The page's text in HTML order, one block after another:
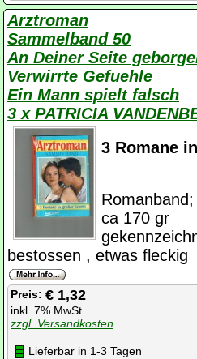
Arztroman
Sammelband 50
An Deiner Seite
Verwirrte Gefuehle
Ein Mann spielt falsch
3 x PATRICIA
3 Romane
ca 170 gr
bestossen , etwas fleckig
Preis: € 1,32
inkl. 7% MwSt.
zzgl. Versandkosten
Lieferbar in 1-3 Tagen